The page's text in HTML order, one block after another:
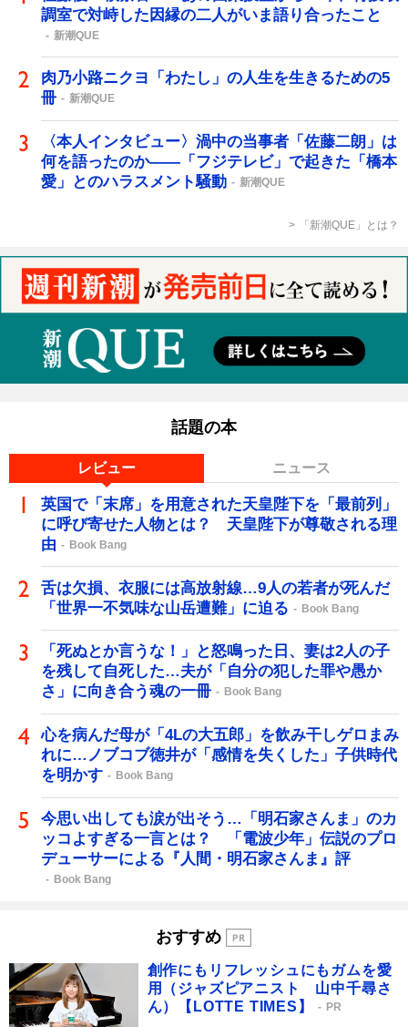
調室で対峙した因縁の二人がいま語り合ったこと
新潮QUE
肉乃小路ニクヨ「わたし」の人生を生きるための5
冊
新潮QUE
〈本人インタビュー〉渦中の当事者「佐藤二朗」は
何を語ったのか――「フジテレビ」で起きた「橋本
愛」とのハラスメント騒動
新潮QUE
「新潮QUE」とは？
話題の本
レビュー ニュース
英国で「末席」を用意された天皇陛下を「最前列」
に呼び寄せた人物とは？ 天皇陛下が尊敬される理
由
Book Bang
舌は欠損、衣服には高放射線…9人の若者が死んだ
「世界一不気味な山岳遭難」に迫る
Book Bang
「死ぬとか言うな！」と怒鳴った日、妻は2人の子
を残して自死した…夫が「自分の犯した罪や愚か
さ」に向き合う魂の一冊
Book Bang
心を病んだ母が「4Lの大五郎」を飲み干しゲロまみ
れに…ノブコブ徳井が「感情を失くした」子供時代
を明かす
Book Bang
今思い出しても涙が出そう…「明石家さんま」のカ
ッコよすぎる一言とは？ 「電波少年」伝説のプロ
デューサーによる『人間・明石家さんま』評
Book Bang
おすすめ
創作にもリフレッシュにもガムを愛
用（ジャズピアニスト 山中千尋さ
ん）【LOTTE TIMES】
PR